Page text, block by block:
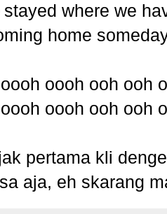
where we
home
oooh ooh ooh
oooh ooh ooh
pertama kli
aja, eh skarang